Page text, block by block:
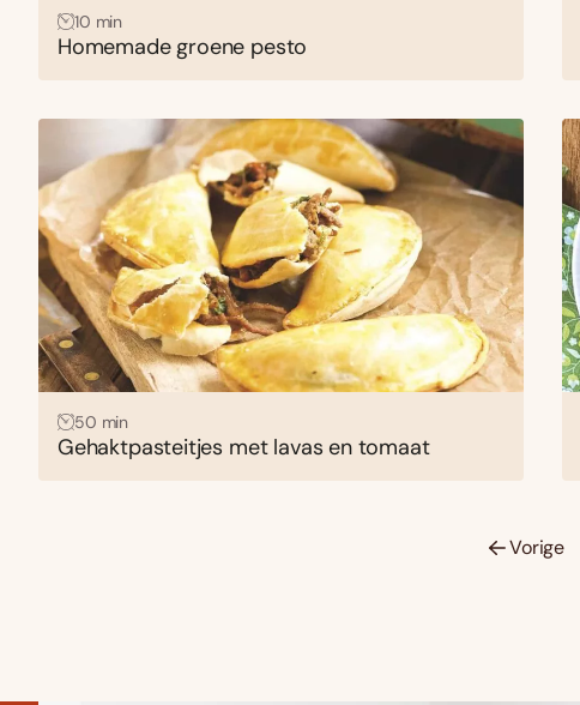
10 min
Homemade groene pesto
50 min
Gehaktpasteitjes met lavas en tomaat
Vorige